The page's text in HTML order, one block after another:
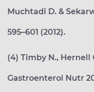
Muchtadi D. &
595–601 (2012).
(4) Timby N., Hernell
Gastroenterol Nutr